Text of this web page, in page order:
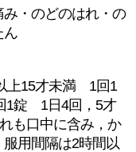
・のどのはれ・の
ん
上15才未満 1回1
1錠 1日4回，5才
口中に含み，か
用間隔は2時間以